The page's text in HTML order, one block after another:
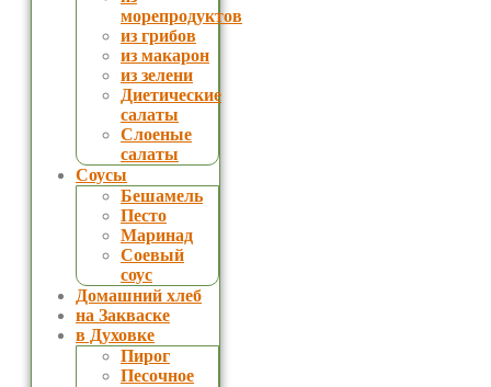
морепродуктов
из грибов
из макарон
из зелени
Диетические
салаты
Слоеные
салаты
Соусы
Бешамель
Песто
Маринад
Соевый
соус
Домашний хлеб
на Закваске
в Духовке
Пирог
Песочное